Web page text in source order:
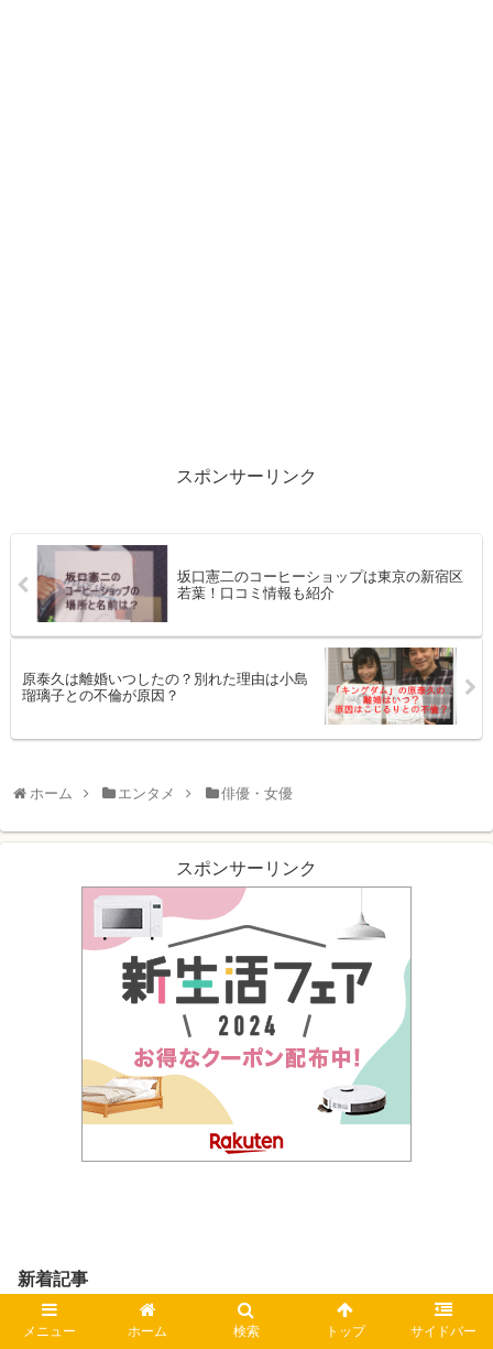
スポンサーリンク
坂口憲二のコーヒーショップは東京の新宿区
若葉！口コミ情報も紹介
原泰久は離婚いつしたの？別れた理由は小島
瑠璃子との不倫が原因？
ホーム エンタメ 俳優・女優
スポンサーリンク
新着記事
【画像】近藤真彦の嫁は和田敦子！実家が会社経
営の資産家令嬢！現在はヨガ講師？
メニュー ホーム 検索 トップ サイドバー